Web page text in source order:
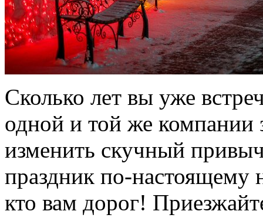
Сколько лет вы уже
одной и той же
изменить скучный
праздник по-настоящему
кто вам дорог!